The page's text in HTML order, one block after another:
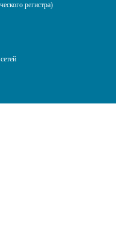
регистра)